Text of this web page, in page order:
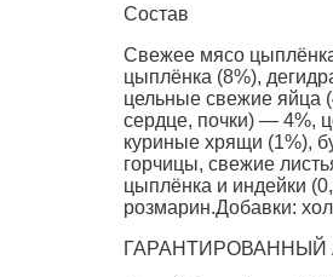
Состав
Свежее мясо
цыплёнка (8%),
цельные свежие яйца
сердце, почки) — 4%,
куриные хрящи (1%),
горчицы, свежие
цыплёнка и индейки
розмарин.Добавки:
ГАРАНТИРОВАННЫЙ